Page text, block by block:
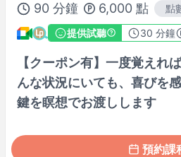
90 分鐘 6,000點 點
提供試聽 30 分鐘
【クーポン有】一度覚えれ
んな状況にいても、喜びを
鍵を瞑想でお渡しします
預約課